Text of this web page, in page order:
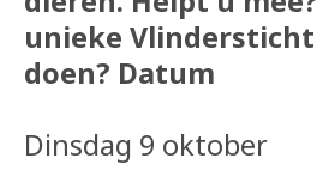
unieke
doen? Datum
Dinsdag 9 oktober